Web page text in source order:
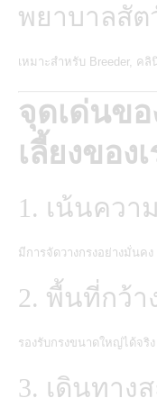
พยาบาลสัต
เหมาะสำหรับ Breeder, ค
จุดเด่นข
เลี้ยงของเ
1. เน้นควา
มีการจัดวางกรงอย่างมั่นค
2. พื้นที่กว้า
รองรับกรงขนาดใหญ่ได้จริ
3. เดินทาง